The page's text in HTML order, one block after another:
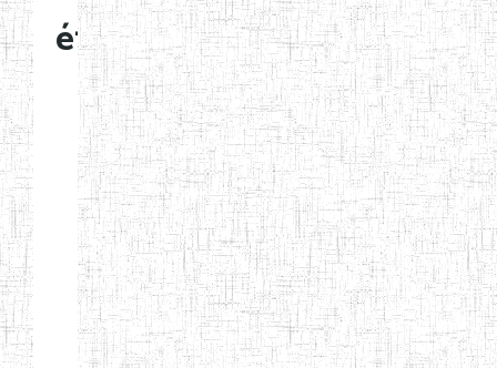
établissements
Etablissements
d'enseignement
normal
ENI